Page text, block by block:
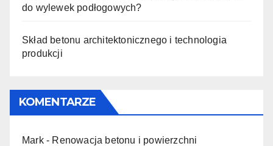
do wylewek podłogowych?
Skład betonu architektonicznego i technologia
produkcji
KOMENTARZE
Mark- Renowacja betonu i powierzchni